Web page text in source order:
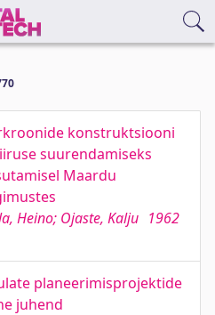
konstruktsiooni
suurendamiseks
Maardu
Heino; Ojaste, Kalju 1962
planeerimisprojektide
juhend